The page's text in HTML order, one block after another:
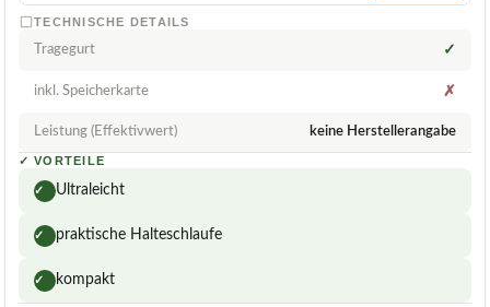
TECHNISCHE DETAILS
Tragegurt ✓
inkl. Speicherkarte ✗
Leistung (Effektivwert) keine Herstellerangabe
✓ VORTEILE
✓ Ultraleicht
✓ praktische Halteschlaufe
✓ kompakt